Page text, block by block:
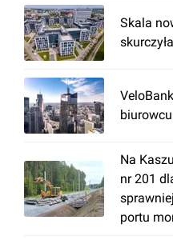
Skala
Na
nr 201
portu